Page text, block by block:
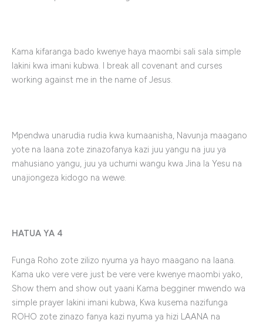
Kama kifaranga bado kwenye haya maombi sali sala simple
lakini kwa imani kubwa. I break all covenant and curses
working against me in the name of Jesus.
Mpendwa unarudia rudia kwa kumaanisha, Navunja maagano
yote na laana zote zinazofanya kazi juu yangu na juu ya
mahusiano yangu, juu ya uchumi wangu kwa Jina la Yesu na
unajiongeza kidogo na wewe.
HATUA YA 4
Funga Roho zote zilizo nyuma ya hayo maagano na laana.
Kama uko vere vere just be vere vere kwenye maombi yako,
Show them and show out yaani Kama begginer mwendo wa
simple prayer lakini imani kubwa, Kwa kusema nazifunga
ROHO zote zinazo fanya kazi nyuma ya hizi LAANA na